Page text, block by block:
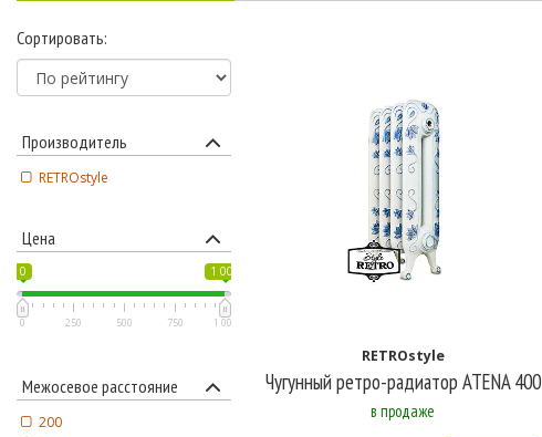
Сортировать:
Производитель
RETROstyle
Цена
0 1 000
0 250 500 750 1 000
Межосевое расстояние
200
RETROstyle
Чугунный ретро-радиатор ATENA 400
в продаже